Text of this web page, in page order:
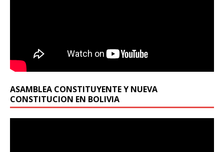
ASAMBLEA CONSTITUYENTE Y NUEVA
CONSTITUCION EN BOLIVIA